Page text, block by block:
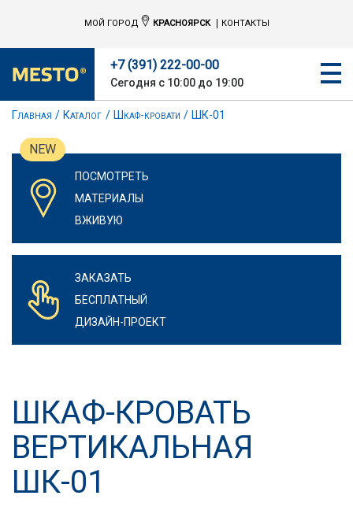
МОЙ ГОРОД КРАСНОЯРСК КОНТАКТЫ
+7 (391) 222-00-00
Сегодня с 10:00 до 19:00
Главная Каталог Шкаф-кровати ШК-01
NEW
ПОСМОТРЕТЬ
МАТЕРИАЛЫ
ВЖИВУЮ
ЗАКАЗАТЬ
БЕСПЛАТНЫЙ
ДИЗАЙН-ПРОЕКТ
ШКАФ-КРОВАТЬ
ВЕРТИКАЛЬНАЯ
ШК-01